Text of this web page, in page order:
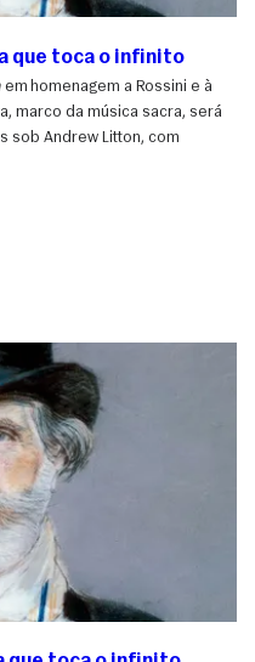
que toca o infinito
em homenagem a Rossini e à
marco da música sacra, será
sob Andrew Litton, com